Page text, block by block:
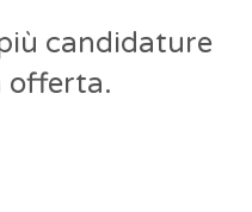
candidature
offerta.